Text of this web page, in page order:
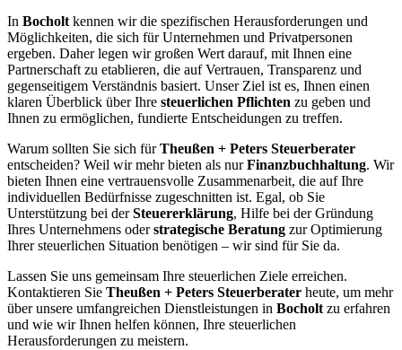
In Bocholtkennen wir die spezifischen Herausforderungen und
Möglichkeiten, die sich für Unternehmen und Privatpersonen
ergeben. Daher legen wir großen Wert darauf, mit Ihnen eine
Partnerschaft zu etablieren, die auf Vertrauen, Transparenz und
gegenseitigem Verständnis basiert. Unser Ziel ist es, Ihnen einen
klaren Überblick über Ihre steuerlichen Pflichten zu geben und
Ihnen zu ermöglichen, fundierte Entscheidungen zu treffen.
Warum sollten Sie sich fürTheußen + Peters Steuerberater
entscheiden? Weil wir mehr bieten als nurFinanzbuchhaltung. Wir
bieten Ihnen eine vertrauensvolle Zusammenarbeit, die auf Ihre
individuellen Bedürfnisse zugeschnitten ist. Egal, ob Sie
Unterstützung bei derSteuererklärung, Hilfe bei der Gründung
Ihres Unternehmens oderstrategische Beratung zur Optimierung
Ihrer steuerlichen Situation benötigen – wir sind für Sie da.
Lassen Sie uns gemeinsam Ihre steuerlichen Ziele erreichen.
Kontaktieren Sie Theußen + Peters Steuerberater heute, um mehr
über unsere umfangreichen Dienstleistungen in Bocholtzu erfahren
und wie wir Ihnen helfen können, Ihre steuerlichen
Herausforderungen zu meistern.